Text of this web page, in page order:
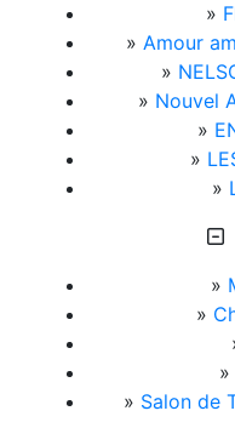
»
» Amour
»
» Nouvel
»
»
»
»
»
»
» Salon de